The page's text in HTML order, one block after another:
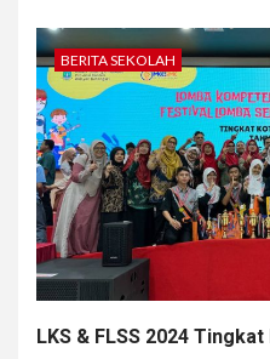
BERITA SEKOLAH
LKS & FLSS 2024